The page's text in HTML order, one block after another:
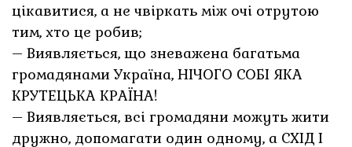
цікавитися, а не чвіркать між очі отрутою
тим, хто це робив;
– Виявляється, що зневажена багатьма
громадянами Україна, НІЧОГО СОБІ ЯКА
КРУТЕЦЬКА КРАЇНА!
– Виявляється, всі громадяни можуть жити
дружно, допомагати один одному, а СХІД І